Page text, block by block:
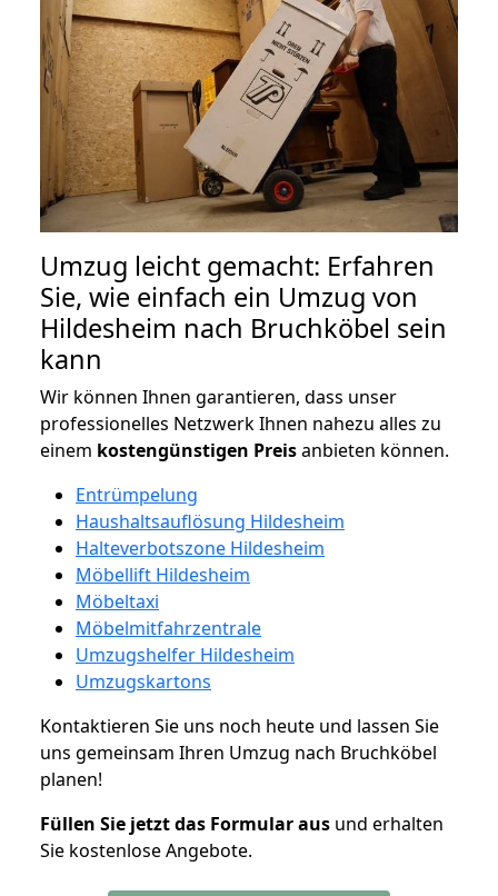
Umzug leicht gemacht: Erfahren
Sie, wie einfach ein Umzug von
Hildesheim nach Bruchköbel sein
kann
Wir können Ihnen garantieren, dass unser
professionelles Netzwerk Ihnen nahezu alles zu
einem kostengünstigen Preisanbieten können.
Entrümpelung
Haushaltsauflösung Hildesheim
Halteverbotszone Hildesheim
Möbellift Hildesheim
Möbeltaxi
Möbelmitfahrzentrale
Umzugshelfer Hildesheim
Umzugskartons
Kontaktieren Sie uns noch heute und lassen Sie
uns gemeinsam Ihren Umzug nach Bruchköbel
planen!
Füllen Sie jetzt das Formular aus und erhalten
Sie kostenlose Angebote.